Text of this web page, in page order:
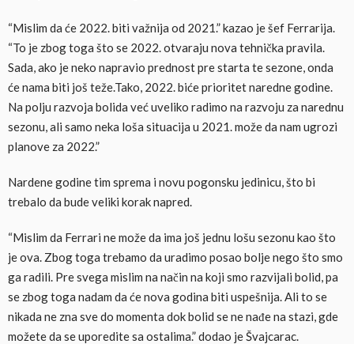
“Mislim da će 2022. biti važnija od 2021.” kazao je šef Ferrarija.
“To je zbog toga što se 2022. otvaraju nova tehnička pravila.
Sada, ako je neko napravio prednost pre starta te sezone, onda
će nama biti još teže.Tako, 2022. biće prioritet naredne godine.
Na polju razvoja bolida već uveliko radimo na razvoju za narednu
sezonu, ali samo neka loša situacija u 2021. može da nam ugrozi
planove za 2022.”
Nardene godine tim sprema i novu pogonsku jedinicu, što bi
trebalo da bude veliki korak napred.
“Mislim da Ferrari ne može da ima još jednu lošu sezonu kao što
je ova. Zbog toga trebamo da uradimo posao bolje nego što smo
ga radili. Pre svega mislim na način na koji smo razvijali bolid, pa
se zbog toga nadam da će nova godina biti uspešnija. Ali to se
nikada ne zna sve do momenta dok bolid se ne nađe na stazi, gde
možete da se uporedite sa ostalima.” dodao je Švajcarac.